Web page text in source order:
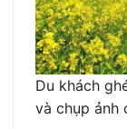
Du khách
và chụp ảnh